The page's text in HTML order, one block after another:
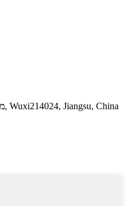
No.35 דרך Huitai, מחוז ליאנגשי, Wuxi214024, Jiangsu, China